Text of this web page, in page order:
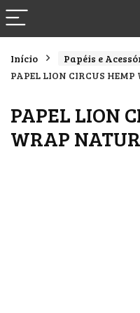
Início Papéis e
PAPEL LION CIRCUS
PAPEL LION
WRAP